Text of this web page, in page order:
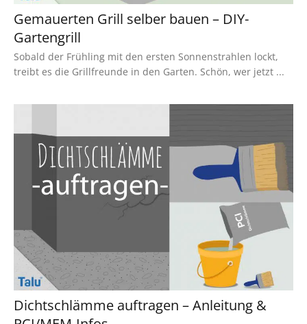
Gemauerten Grill selber bauen – DIY-
Gartengrill
Sobald der Frühling mit den ersten Sonnenstrahlen lockt,
treibt es die Grillfreunde in den Garten. Schön, wer jetzt ...
Dichtschlämme auftragen – Anleitung &